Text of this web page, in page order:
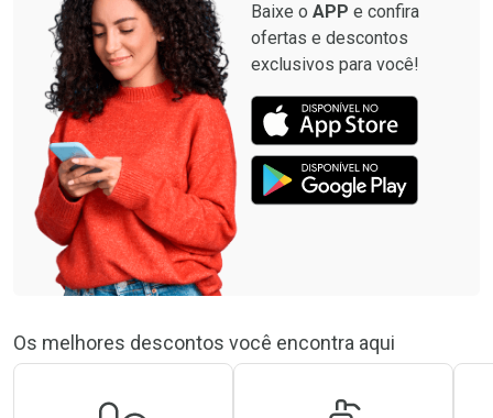
Baixe o APP e confira
ofertas e descontos
exclusivos para você!
Os melhores descontos você encontra aqui